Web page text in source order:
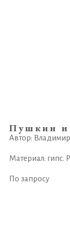
Пушкин
Автор:
Материал: гипс.
По запросу